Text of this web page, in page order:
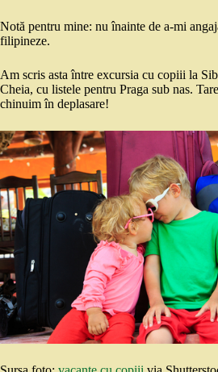
Notă pentru mine: nu înainte de a-mi
filipineze.
Am scris asta între excursia cu copiii la
Cheia, cu listele pentru Praga sub nas.
chinuim în deplasare!